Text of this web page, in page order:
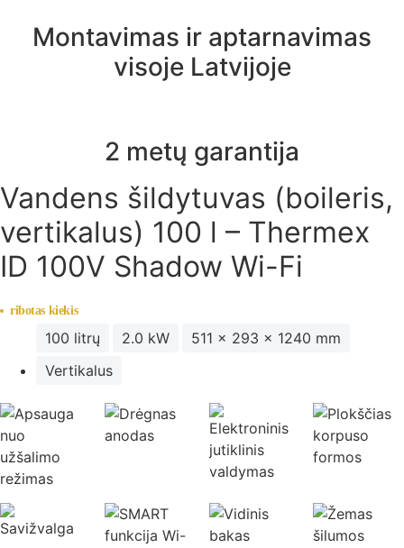
Montavimas ir aptarnavimas
visoje Latvijoje
2 metų garantija
Vandens šildytuvas (boileris,
vertikalus) 100 l – Thermex
ID 100V Shadow Wi-Fi
ribotas kiekis
100 litrų 2.0 kW
511 x 293 x 1240 mm
Vertikalus